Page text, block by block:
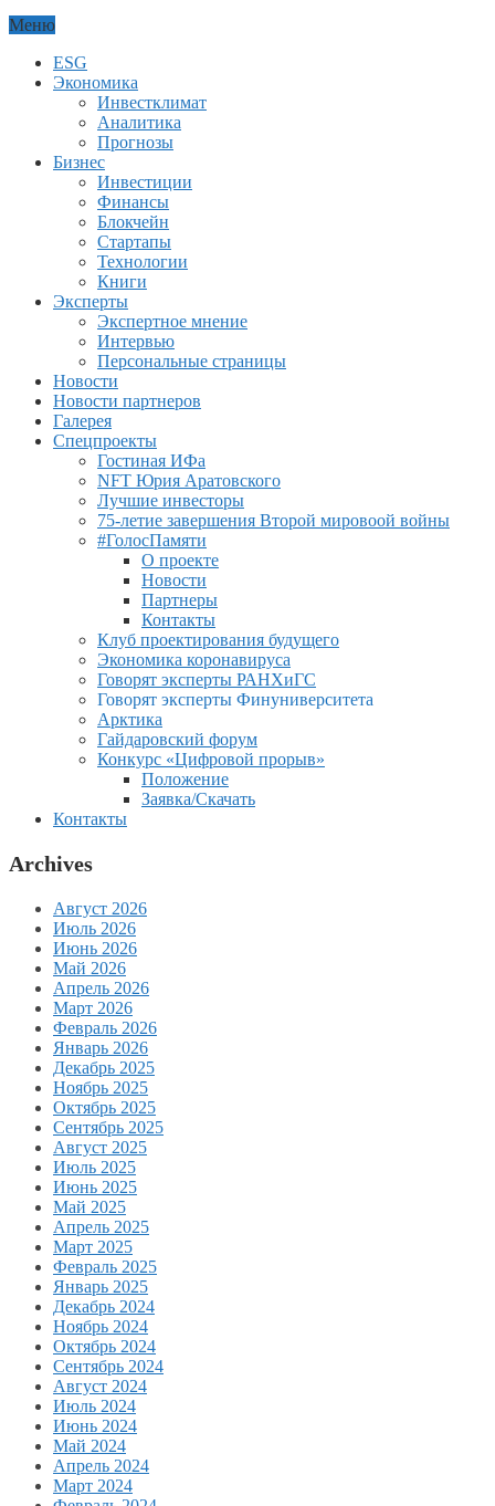
Меню
ESG
Экономика
Инвестклимат
Аналитика
Прогнозы
Бизнес
Инвестиции
Финансы
Блокчейн
Стартапы
Технологии
Книги
Эксперты
Экспертное мнение
Интервью
Персональные страницы
Новости
Новости партнеров
Галерея
Спецпроекты
Гостиная ИФа
NFT Юрия Аратовского
Лучшие инвесторы
75-летие завершения Второй мировоой войны
#ГолосПамяти
О проекте
Новости
Партнеры
Контакты
Клуб проектирования будущего
Экономика коронавируса
Говорят эксперты РАНХиГС
Говорят эксперты Финуниверситета
Арктика
Гайдаровский форум
Конкурс «Цифровой прорыв»
Положение
Заявка/Скачать
Контакты
Archives
Август 2026
Июль 2026
Июнь 2026
Май 2026
Апрель 2026
Март 2026
Февраль 2026
Январь 2026
Декабрь 2025
Ноябрь 2025
Октябрь 2025
Сентябрь 2025
Август 2025
Июль 2025
Июнь 2025
Май 2025
Апрель 2025
Март 2025
Февраль 2025
Январь 2025
Декабрь 2024
Ноябрь 2024
Октябрь 2024
Сентябрь 2024
Август 2024
Июль 2024
Июнь 2024
Май 2024
Апрель 2024
Март 2024